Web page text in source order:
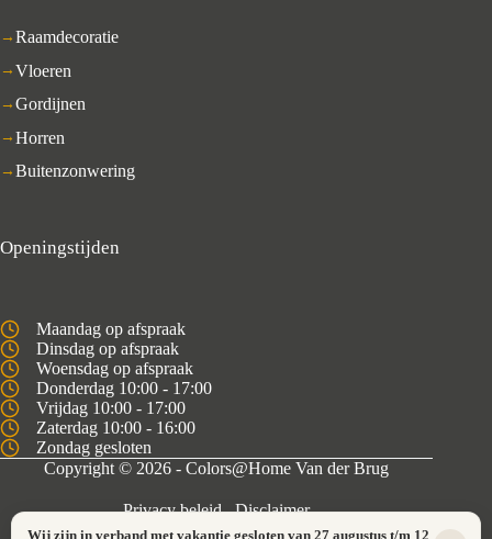
Raamdecoratie
Vloeren
Gordijnen
Horren
Buitenzonwering
Openingstijden
Maandag op afspraak
Dinsdag op afspraak
Woensdag op afspraak
Donderdag 10:00 - 17:00
Vrijdag 10:00 - 17:00
Zaterdag 10:00 - 16:00
Zondag gesloten
Copyright © 2026 - Colors@Home Van der Brug
Privacy beleid Disclaimer
Wij zijn in verband met vakantie gesloten van 27 augustus t/m 12